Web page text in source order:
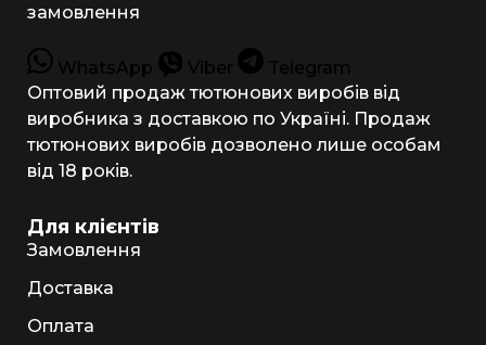
замовлення
WhatsApp Viber
Telegram
Оптовий продаж тютюнових виробів від
виробника з доставкою по Україні. Продаж
тютюнових виробів дозволено лише особам
від 18 років.
Для клієнтів
Замовлення
Доставка
Оплата